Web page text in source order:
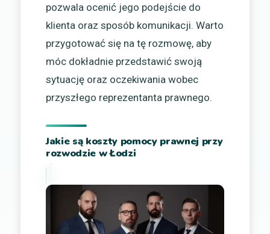
pozwala ocenić jego podejście do
klienta oraz sposób komunikacji. Warto
przygotować się na tę rozmowę, aby
móc dokładnie przedstawić swoją
sytuację oraz oczekiwania wobec
przyszłego reprezentanta prawnego.
Jakie są koszty pomocy prawnej przy
rozwodzie w Łodzi